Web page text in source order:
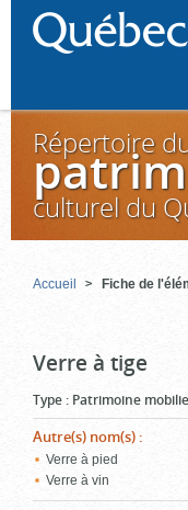
Répertoire
culturel du
Accueil Fiche de
Verre à tige
Type : Patrimoine
Autre(s) nom(s) :
Verre à pied
Verre à vin